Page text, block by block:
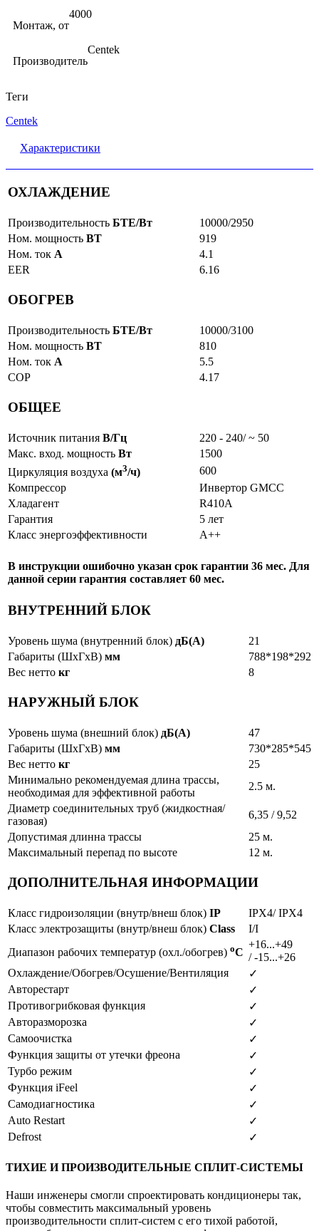
Монтаж, от
4000
Производитель
Centek
Теги
Centek
Характеристики
ОХЛАЖДЕНИЕ
Производительность БТЕ/Вт
10000/2950
Ном. мощность ВТ
919
Ном. ток А
4.1
EER
6.16
ОБОГРЕВ
Производительность БТЕ/Вт
10000/3100
Ном. мощность ВТ
810
Ном. ток А
5.5
COP
4.17
ОБЩЕЕ
Источник питания В/Гц
220 - 240/ ~ 50
Макс. вход. мощность Вт
1500
Циркуляция воздуха (м3/ч)
600
Компрессор
Инвертор GMCC
Хладагент
R410A
Гарантия
5 лет
Класс энергоэффективности
A++
В инструкции ошибочно указан срок гарантии 36 мес. Для
данной серии гарантия составляет 60 мес.
ВНУТРЕННИЙ БЛОК
Уровень шума (внутренний блок) дБ(А)
21
Габариты (ШxГxВ) мм
788*198*292
Вес нетто кг 8
НАРУЖНЫЙ БЛОК
Уровень шума (внешний блок) дБ(А)
47
Габариты (ШxГxВ) мм
730*285*545
Вес нетто кг
25
Минимально рекомендуемая длина трассы,
необходимая для эффективной работы
2.5 м.
Диаметр соединительных труб (жидкостная/
газовая)
6,35 / 9,52
Допустимая длинна трассы
25 м.
Максимальный перепад по высоте
12 м.
ДОПОЛНИТЕЛЬНАЯ ИНФОРМАЦИИ
Класс гидроизоляции (внутр/внеш блок) IP
IPX4/ IPX4
Класс электрозащиты (внутр/внеш блок) Class
I/I
Диапазон рабочих температур (охл./обогрев) oC
+16...+49
/ -15...+26
Охлаждение/Обогрев/Осушение/Вентиляция
✓
Авторестарт
✓
Противогрибковая функция
✓
Авторазморозка
✓
Самоочистка
✓
Функция защиты от утечки фреона
✓
Турбо режим
✓
Функция iFeel
✓
Самодиагностика
✓
Auto Restart
✓
Defrost
✓
ТИХИЕ И ПРОИЗВОДИТЕЛЬНЫЕ СПЛИТ-СИСТЕМЫ
Наши инженеры смогли спроектировать кондиционеры так,
чтобы совместить максимальный уровень
производительности сплит-систем с его тихой работой,